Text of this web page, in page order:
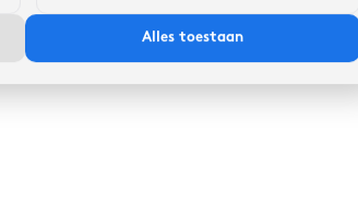
Alles toestaan